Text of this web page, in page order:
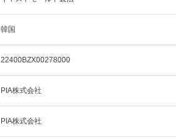
韓国
22400BZX00278000
PIA株式会社
PIA株式会社